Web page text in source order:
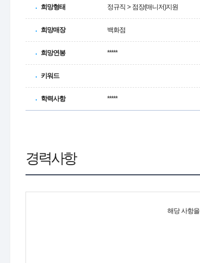
희망형태 정규직 > 점장(매니저)지원
희망매장 백화점
희망연봉 *****
키워드
학력사항 *****
경력사항
해당 사항을